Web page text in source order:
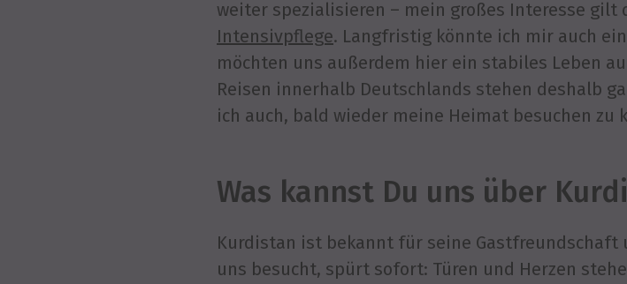
weiter spezialisieren – mein großes Interesse gilt
Intensivpflege. Langfristig könnte ich mir auch
möchten uns außerdem hier ein stabiles Leben
Reisen innerhalb Deutschlands stehen deshalb
ich auch, bald wieder meine Heimat besuchen zu
Was kannst Du uns über
Kurdistan ist bekannt für seine Gastfreundschaft
uns besucht, spürt sofort: Türen und Herzen